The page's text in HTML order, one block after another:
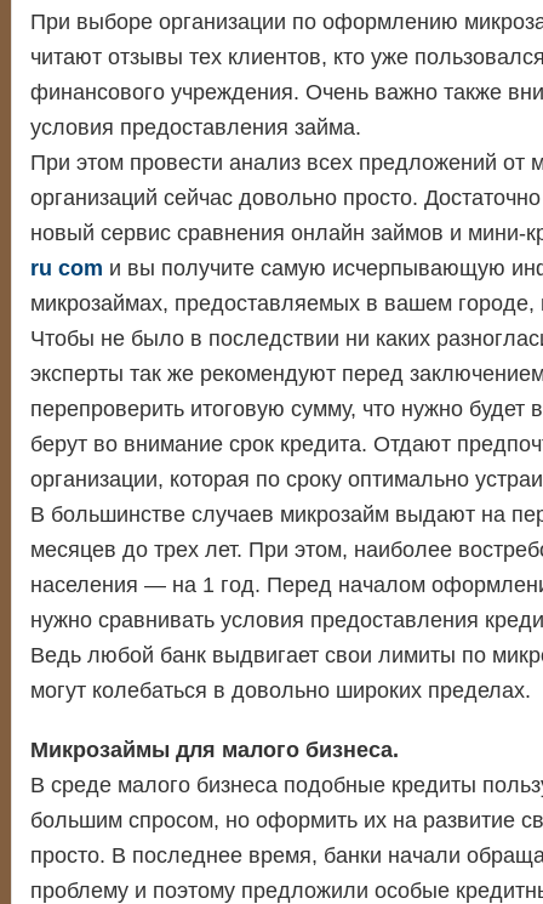
При выборе организации по оформлению
читают отзывы тех клиентов, кто уже
финансового учреждения. Очень важно также
условия предоставления займа.
При этом провести анализ всех предложений от
организаций сейчас довольно просто.
новый сервис сравнения онлайн займов и мини-
ru com и вы получите самую исчерпывающую
микрозаймах, предоставляемых в вашем
Чтобы не было в последствии ни каких
эксперты так же рекомендуют перед
перепроверить итоговую сумму, что нужно будет
берут во внимание срок кредита. Отдают
организации, которая по сроку оптимально
В большинстве случаев микрозайм выдают на
месяцев до трех лет. При этом, наиболее
населения — на 1 год. Перед началом
нужно сравнивать условия предоставления
Ведь любой банк выдвигает свои лимиты по
могут колебаться в довольно широких пределах.
Микрозаймы для малого бизнеса.
В среде малого бизнеса подобные кредиты
большим спросом, но оформить их на развитие
просто. В последнее время, банки начали
проблему и поэтому предложили особые